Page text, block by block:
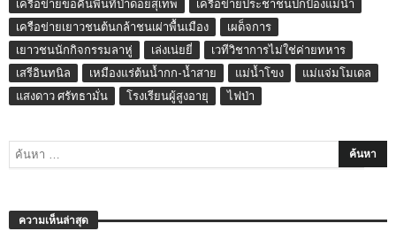
เครือข่ายขอคืนพื้นที่ป่าดอยสุเทพ
เครือข่ายประชาชนปกป้องแม่น้ำ
เครือข่ายเยาวชนต้นกล้าชนเผ่าพื้นเมือง
เผด็จการ
เยาวชนนักกิจกรรมลาหู่
เล่งเน่ยยี่
เวทีวิชาการไม่ใช่ค่ายทหาร
เสรีอินทนิล
เหมืองแร่ต้นน้ำกก-น้ำสาย แม่น้ำโขง
แม่แจ่มโมเดล
แสงดาว ศรัทธามั่น
โรงเรียนผู้สูงอายุ ไฟป่า
ความเห็นล่าสุด